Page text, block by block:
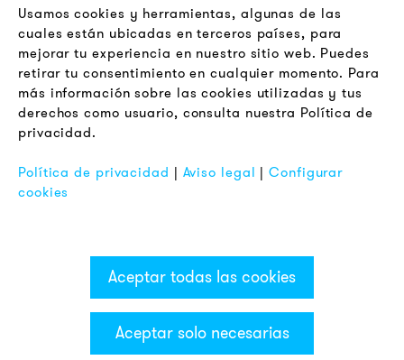
Boletín
LEGAL
Terminos y Condiciones Generales
Aviso de Privacidad
Pie de Imprenta
Usamos cookies y herramientas, algunas de las
cuales están ubicadas en terceros países, para
mejorar tu experiencia en nuestro sitio web. Puedes
retirar tu consentimiento en cualquier momento. Para
más información sobre las cookies utilizadas y tus
derechos como usuario, consulta nuestra Política de
privacidad.
Política de privacidad | Aviso legal |Configurar
cookies
Aceptar todas las cookies
Aceptar solo necesarias